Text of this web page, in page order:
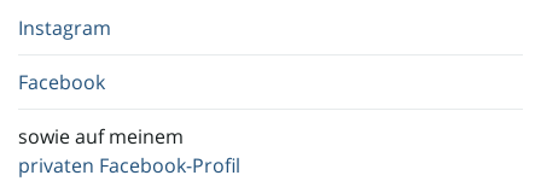
Instagram
Facebook
sowie auf meinem
privaten Facebook-Profil